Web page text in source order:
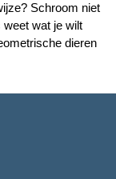
Schroom niet
wat je wilt
dieren